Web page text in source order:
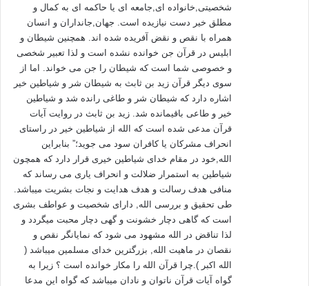
پاسخ به شبهه:
1ـ دو نیروی «علم و اراده» که در انسان وجود دارد، از ویژگی‌های
ممیّزه‌ی انسان از سایر مخلوقات، خاصتاً حیوانات می‌باشد. اراده به
انسان قدرت انتخاب می‌بخشد و «مختار» بودن و «مسؤول» بودن در
مسیر حرکت انسان در راستای کمال، در طول هم قرار می‌گیرند.
یعنی انسان ابتدا مختار است، و سپس مسؤول، امّا در روند حرکت
انسان دو دایره وجود دارد، یکی دایره‌ی «اراده‌ی خداوند»، و دیگری
دایره‌ی «اراده‌ی انسان»، اراده‌ی انسان جزئی از اراده‌ی الهی است،
و زیرمجموعه‌ی آن است، امّا به صورت مستقل عمل می‌کند. احتمالاً
این پرشی به ذهن متبادر گردد مگر ممکن است، زیرمجموعه‌ای
مستقل از کل آن مجموعه عمل کند؟ در جواب می‌توان گفت بله!
اراده‌ی انسان همانند بودجه‌ی مملکتی که اختصاص به بخشی محدود
داده می‌شود، جزئی از کل بودجه مملکتی، می‌باشد. و مستقل هزینه
شخصیتی,خانواده ای,جامعه ای یا حاکمه ای به کمال و
مطلق خیر دست نیازیده است. جهان,جانداران و انسان
همراه با نقص و نقض آفریده شده اند. همچنین شیطان و
ابلیس در قرآن جن خوانده نشده است و لذا تعبیر شخصی
و خصوصی شما است که شیطان را جن می خواند. اما از
سوی دیگر قرآن زید بن ثابث به شیطان شر و شیاطین خیر
اشاره دارد که شیطان شر و طاغی رانده شد و شیاطین
خیر و طاعی باقیمانده شد. زید بن ثابث در روایت آیات
قرآن مدعی شده است که الله از شیاطین خیر در راستای
انحراف مشرکان یا کافران سود می جوید؛” بنابراین
الله,خود در مقام خدای شیاطین خیری قرار دارد که همچون
شیاطین به استمرار ضلالت و انحراف یاری می رساند که
منافی هدف رسالت و هدف هدایت و نجات بشریت میباشد.
طی تحقیق و بررسی الله, دارای شخصیت و عواطف بشری
است که گاهی دچار خشونت و گهی دچار محبت میگردد و
لذا تناقض در الله مشهود می شود که نمایانگر نقص و
نقصان در ماهیت الله, بزرگترین خدای مسلمین میباشد (
الله اکبر ).چرا قرآن الله را مکار خوانده است ؟ زیرا به
گواه آیات قرآن ناتوان و نادان میباشد که گواه این مدعا